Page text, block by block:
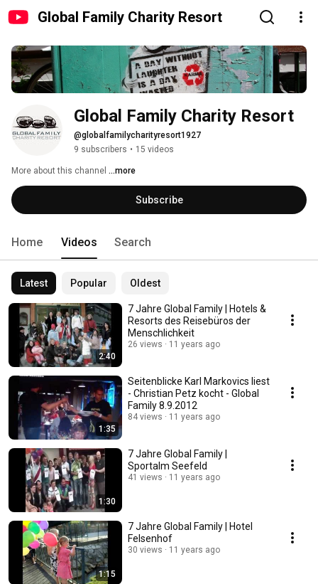
Global Family Charity Resort
Global Family Charity Resort
@globalfamilycharityresort1927
9 subscribers • 15 videos
More about this channel ...more
Subscribe
Home Videos Search
Latest Popular Oldest
2:40
7 Jahre Global Family | Hotels &
Resorts des Reisebüros der
Menschlichkeit
26 views 11 years ago
1:35
Seitenblicke Karl Markovics liest
- Christian Petz kocht - Global
Family 8.9.2012
84 views 11 years ago
1:30
7 Jahre Global Family |
Sportalm Seefeld
41 views 11 years ago
1:15
7 Jahre Global Family | Hotel
Felsenhof
30 views 11 years ago